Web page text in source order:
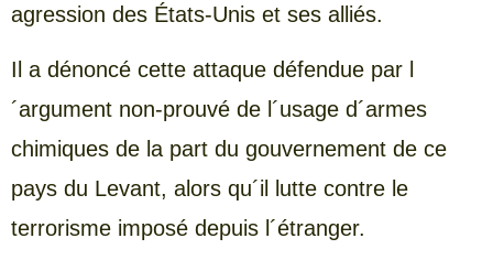
agression des États-Unis et ses alliés.
Il a dénoncé cette attaque défendue par l
´argument non-prouvé de l´usage d´armes
chimiques de la part du gouvernement de ce
pays du Levant, alors qu´il lutte contre le
terrorisme imposé depuis l´étranger.